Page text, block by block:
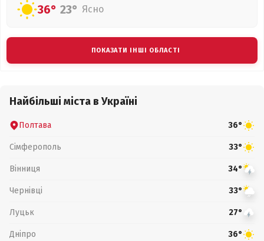
36° 23° Ясно
ПОКАЗАТИ ІНШІ ОБЛАСТІ
Найбільші міста в Україні
Полтава 36°
Сімферополь 33°
Вінниця 34°
Чернівці 33°
Луцьк 27°
Дніпро 36°